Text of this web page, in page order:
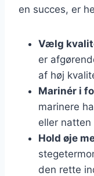
en succes, er
Vælg
er
af høj
Marinér i
marinere
eller
Hold øje
den rette